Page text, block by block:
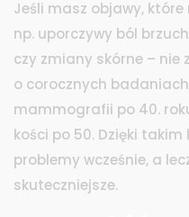
Jeśli masz objawy,
np. uporczywy ból
czy zmiany skórne – nie
o corocznych
mammografii po 40.
kości po 50. Dzięki
problemy wcześnie, a
skuteczniejsze.